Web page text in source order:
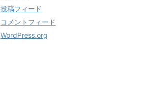
投稿フィード
コメントフィード
WordPress.org